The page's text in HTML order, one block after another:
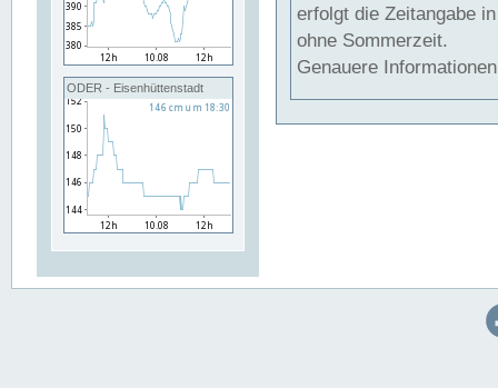
ODER - Eisenhüttenstadt
erfolgt die Zeitangabe
ohne Sommerzeit.
Genauere